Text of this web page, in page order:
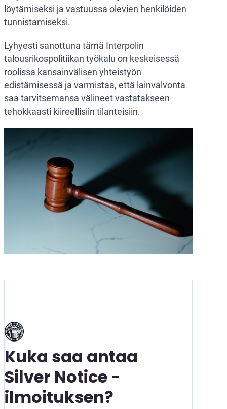
löytämiseksi ja vastuussa olevien henkilöiden
tunnistamiseksi.
Lyhyesti sanottuna tämä Interpolin
talousrikospolitiikan työkalu on keskeisessä
roolissa kansainvälisen yhteistyön
edistämisessä ja varmistaa, että lainvalvonta
saa tarvitsemansa välineet vastatakseen
tehokkaasti kiireellisiin tilanteisiin.
Kuka saa antaa
Silver Notice -
ilmoituksen?